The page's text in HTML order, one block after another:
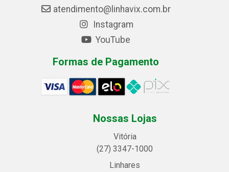
atendimento@linhavix.com.br
Instagram
YouTube
Formas de Pagamento
Nossas Lojas
Vitória
(27) 3347-1000
Linhares